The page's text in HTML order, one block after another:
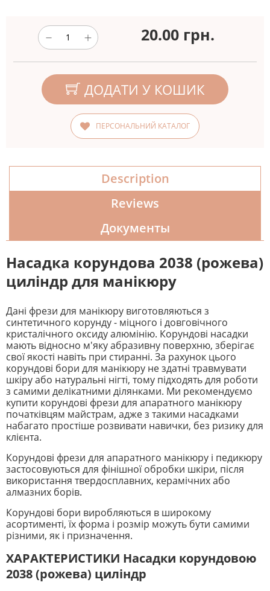
20.00 грн.
ДОДАТИ У КОШИК
ПЕРСОНАЛЬНИЙ КАТАЛОГ
Description
Reviews
Документы
Насадка корундова 2038 (рожева)
циліндр для манікюру
Дані фрези для манікюру виготовляються з
синтетичного корунду - міцного і довговічного
кристалічного оксиду алюмінію. Корундові насадки
мають відносно м'яку абразивну поверхню, зберігає
свої якості навіть при стиранні. За рахунок цього
корундові бори для манікюру не здатні травмувати
шкіру або натуральні нігті, тому підходять для роботи
з самими делікатними ділянками. Ми рекомендуємо
купити корундові фрези для апаратного манікюру
початківцям майстрам, адже з такими насадками
набагато простіше розвивати навички, без ризику для
клієнта.
Корундові фрези для апаратного манікюру і педикюру
застосовуються для фінішної обробки шкіри, після
використання твердосплавних, керамічних або
алмазних борів.
Корундові бори виробляються в широкому
асортименті, їх форма і розмір можуть бути самими
різними, як і призначення.
ХАРАКТЕРИСТИКИ Насадки корундовою
2038 (рожева) циліндр